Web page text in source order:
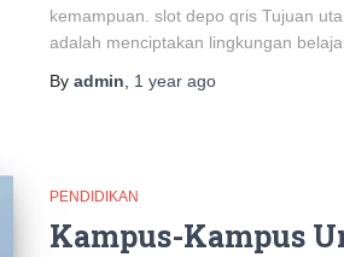
kemampuan. slot depo qris Tujuan
adalah menciptakan lingkungan
By admin 1 year ago
PENDIDIKAN
Kampus-Kampus